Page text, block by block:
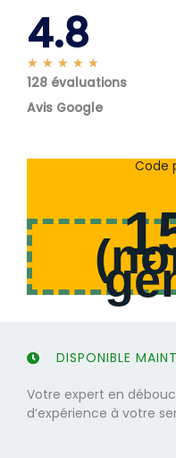
4.8
★ ★ ★ ★ ★
o
s
128 évaluations
Avis Google
Code
(
DISPONIBLE
Votre expert en
d’expérience à votre